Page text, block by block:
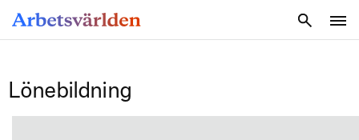
Lönebildning